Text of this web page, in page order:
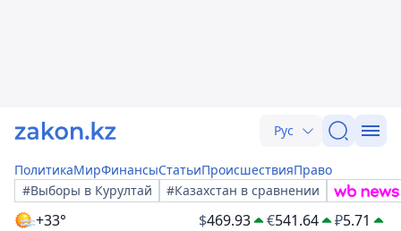
Рус
ПолитикаМирФинансыСтатьиПроисшествияПраво
#Выборы в Курултай
#Казахстан в сравнении
+33° $469.93 €541.64 ₽5.71